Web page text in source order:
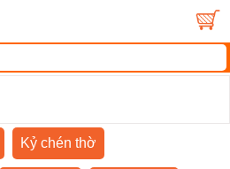
Kỷ chén thờ